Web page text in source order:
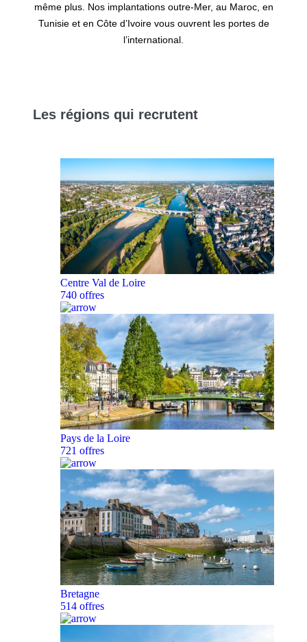
même plus. Nos implantations outre-Mer, au Maroc, en
Tunisie et en Côte d’Ivoire vous ouvrent les portes de
l’international.
Les régions qui recrutent
Centre Val de Loire
740 offres
Pays de la Loire
721 offres
Bretagne
514 offres